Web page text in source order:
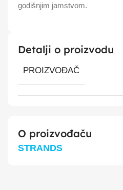
godišnjim jamstvom.
Detalji o proizvodu
PROIZVOĐAČ
O proizvođaču
STRANDS